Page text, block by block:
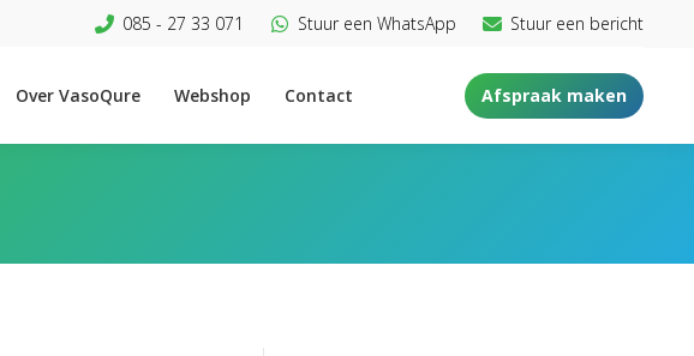
085 - 27 33 071 Stuur een WhatsApp Stuur een bericht
Over VasoQure Webshop Contact Afspraak maken